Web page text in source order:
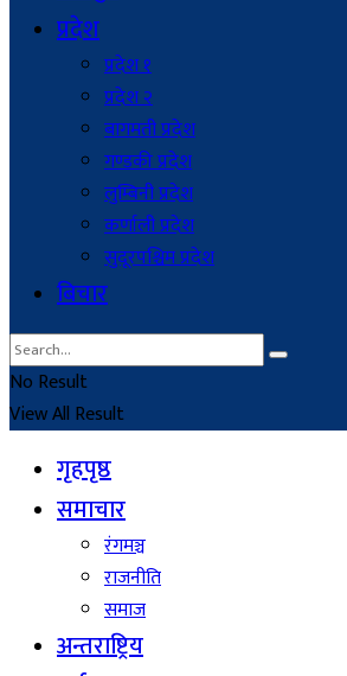
प्रदेश
प्रदेश १
प्रदेश २
बागमती प्रदेश
गण्डकी प्रदेश
लुम्बिनी प्रदेश
कर्णाली प्रदेश
सुदूरपश्चिम प्रदेश
बिचार
No Result
View All Result
गृहपृष्ठ
समाचार
रंगमञ्च
राजनीति
समाज
अन्तराष्ट्रिय